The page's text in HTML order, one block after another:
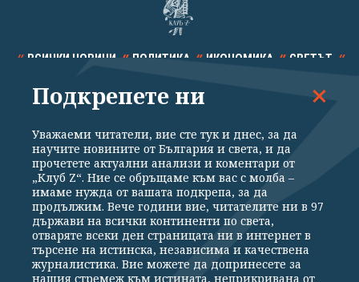
ВСИЧКИ НОВИНИ ПОЛИТИКА ИКОНОМИКА СВЕТЪТ
СПОРТ КУЛТУРА ТЕХНОЛОГИИ КАЛЕЙДОСКОП
Общи условия
Политика за поверителност
Реклама
Партньори Контакти
За Клуб Z
Екип
Подкрепете ни
Подкрепете ни
Уважаеми читатели, вие сте тук и днес, за да
научите новините от България и света, и да
прочетете актуални анализи и коментари от
„Клуб Z“. Ние се обръщаме към вас с молба –
имаме нужда от вашата подкрепа, за да
продължим. Вече години вие, читателите ни в 97
държави на всички континенти по света,
отваряте всеки ден страницата ни в интернет в
търсене на истинска, независима и качествена
журналистика. Вие можете да допринесете за
нашия стремеж към истината, неприкривана от